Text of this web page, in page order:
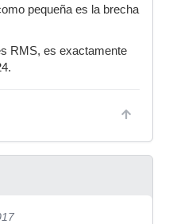
pequeña es la brecha
RMS, es exactamente